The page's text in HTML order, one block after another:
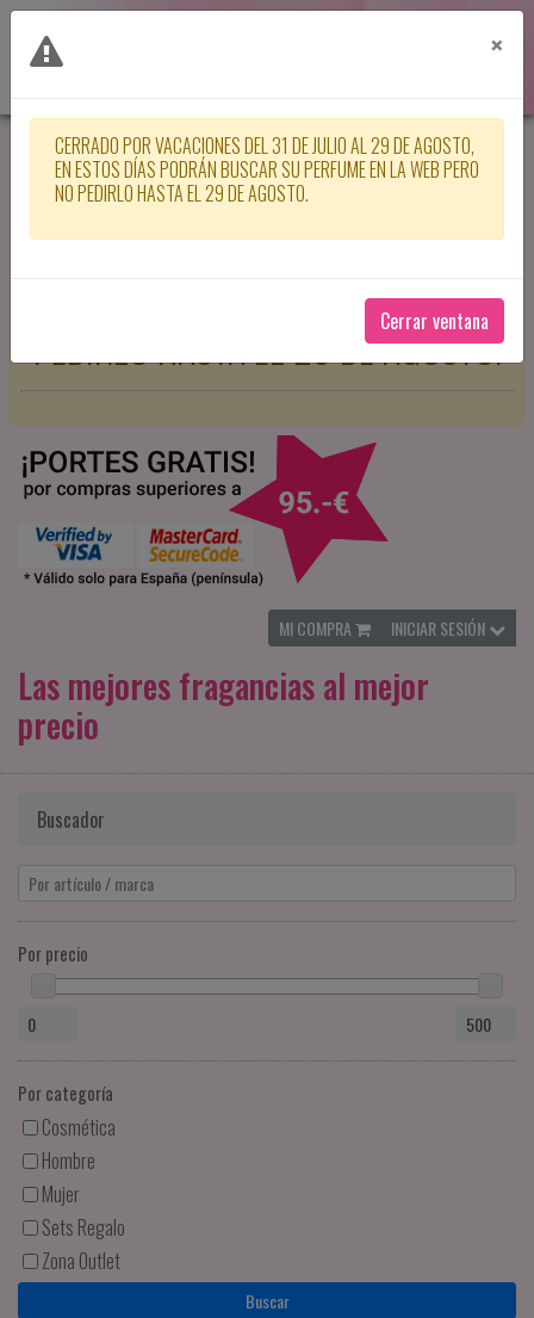
CERRADO POR VACACIONES DEL 31
DE JULIO AL 29 DE AGOSTO, EN
ESTOS DÍAS PODRÁN BUSCAR SU
PERFUME EN LA WEB PERO NO
PEDIRLO HASTA EL 29 DE AGOSTO.
MI COMPRA INICIAR SESIÓN
Las mejores fragancias al mejor
precio
Buscador
Por precio
Por categoría
Cosmética
Hombre
Mujer
Sets Regalo
Zona Outlet
×
CERRADO POR VACACIONES DEL 31 DE JULIO AL 29 DE AGOSTO,
EN ESTOS DÍAS PODRÁN BUSCAR SU PERFUME EN LA WEB PERO
NO PEDIRLO HASTA EL 29 DE AGOSTO.
Cerrar ventana